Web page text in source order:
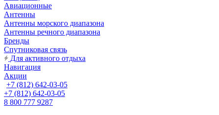
Авиационные
Антенны
Антенны морского диапазона
Антенны речного диапазона
Бренды
Спутниковая связь
Для активного отдыха
Навигация
Акции
+7 (812) 642-03-05
+7 (812) 642-03-05
8 800 777 9287